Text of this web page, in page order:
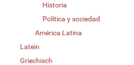
Historia
Política y sociedad
América Latina
Latein
Griechisch